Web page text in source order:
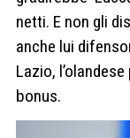
netti. E non gli
anche lui
Lazio,
bonus.